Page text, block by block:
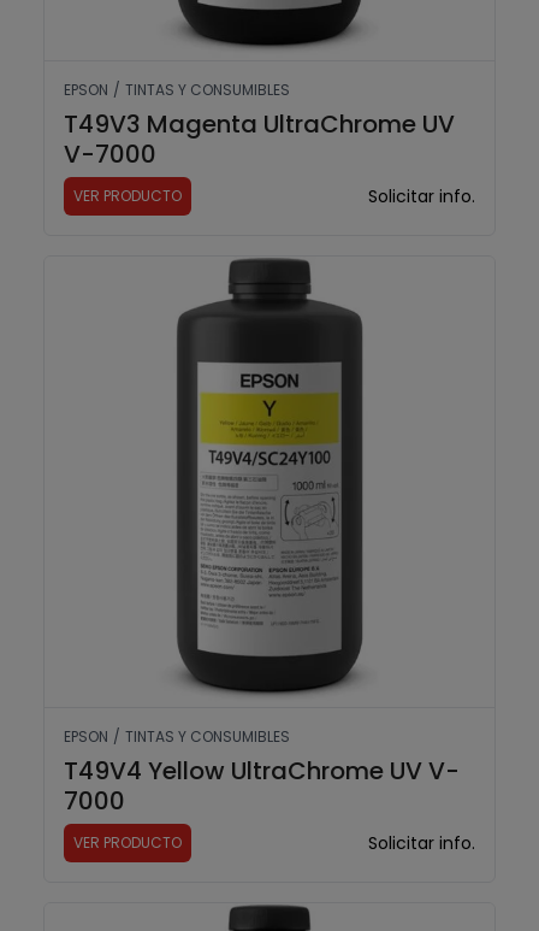
EPSON / TINTAS Y CONSUMIBLES
T49V3 Magenta UltraChrome UV
V-7000
VER PRODUCTO Solicitar info.
T49V4 Yellow UltraChrome UV V-7000
EPSON / TINTAS Y CONSUMIBLES
T49V4 Yellow UltraChrome UV V-
7000
VER PRODUCTO Solicitar info.
T49V5 Light Cyan UltraChrome UV V-7000